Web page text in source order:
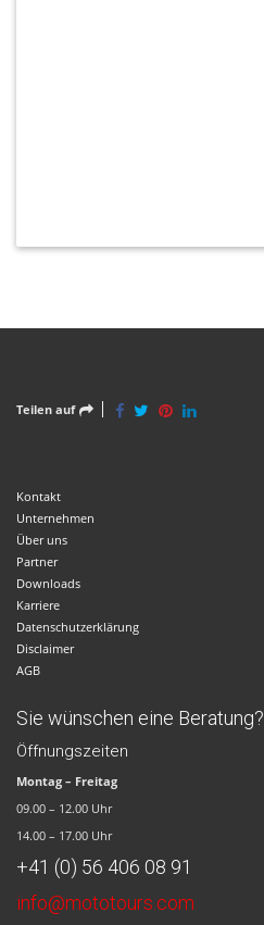
Teilen auf
Kontakt
Unternehmen
Über uns
Partner
Downloads
Karriere
Datenschutzerklärung
Disclaimer
AGB
Sie wünschen eine Beratung?
Öffnungszeiten
Montag – Freitag
09.00 – 12.00 Uhr
14.00 – 17.00 Uhr
+41 (0) 56 406 08 91
info@mototours.com